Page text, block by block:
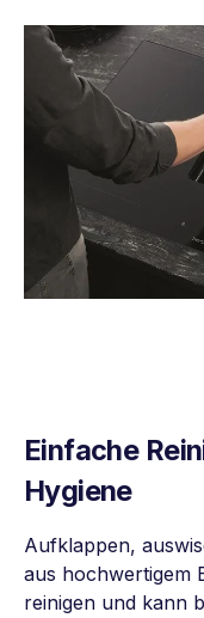
Einfache
Hygiene
Aufklappen,
aus hochwertigem
reinigen und kann